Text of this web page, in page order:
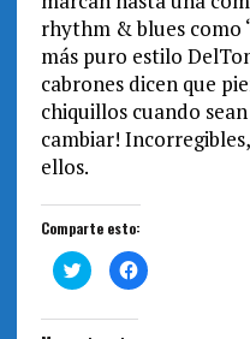
rhythm & blues como
más puro estilo
cabrones dicen que
chiquillos cuando
cambiar!
ellos.
Comparte esto:
H
a
l
H
a